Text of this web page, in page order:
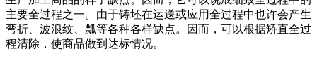
主要全过程之一。由于铸坯在运送或应用全过程中也许会产生
弯折、波浪纹、瓢等各种各样缺点。因而，可以根据矫直全过
程清除，使商品做到达标情况。